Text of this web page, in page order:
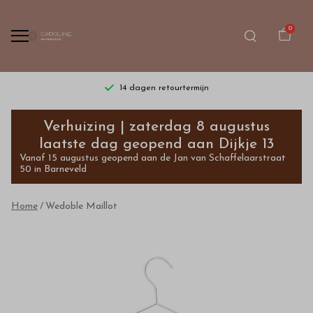
0
14 dagen retourtermijn
Wedoble
Maillot
Bestel
Verhuizing | zaterdag 8 augustus
laatste dag geopend aan Dijkje 13
Vanaf 15 augustus geopend aan de Jan van Schaffelaarstraat
50 in Barneveld
Home Wedoble Maillot